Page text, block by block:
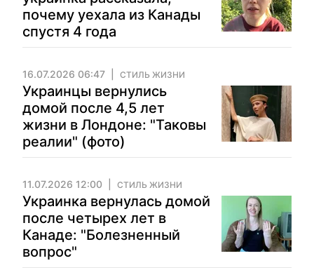
почему уехала из Канады
спустя 4 года
16.07.2026 06:47 СТИЛЬ ЖИЗНИ
Украинцы вернулись
домой после 4,5 лет
жизни в Лондоне: "Таковы
реалии" (фото)
11.07.2026 12:00 СТИЛЬ ЖИЗНИ
Украинка вернулась домой
после четырех лет в
Канаде: "Болезненный
вопрос"